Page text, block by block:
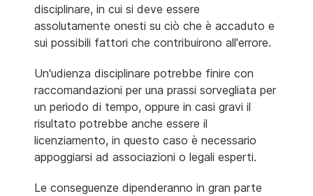
disciplinare, in cui si deve essere
assolutamente onesti su ciò che è accaduto e
sui possibili fattori che contribuirono all'errore.
Un'udienza disciplinare potrebbe finire con
raccomandazioni per una prassi sorvegliata per
un periodo di tempo, oppure in casi gravi il
risultato potrebbe anche essere il
licenziamento, in questo caso è necessario
appoggiarsi ad associazioni o legali esperti.
Le conseguenze dipenderanno in gran parte